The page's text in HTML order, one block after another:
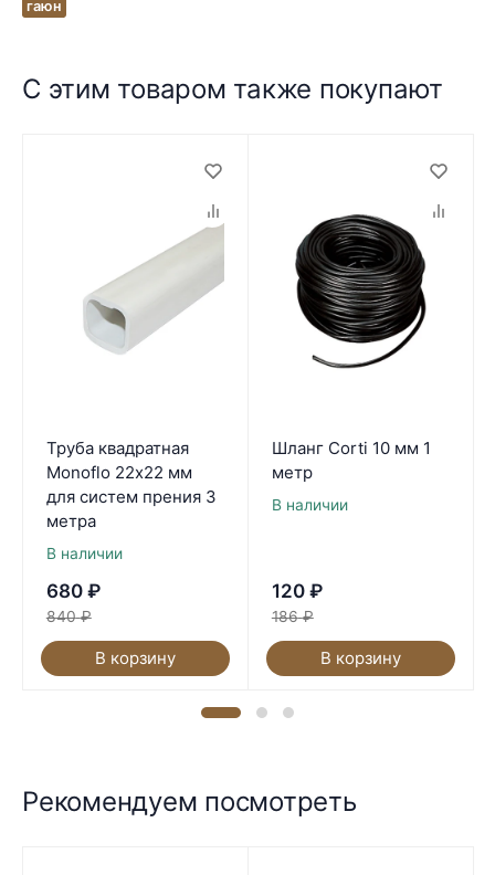
гаюн
С этим товаром также покупают
Труба квадратная
Monoflo 22х22 мм
для систем прения 3
метра
В наличии
680 ₽
840 ₽
В корзину
Шланг Corti 10 мм 1
метр
В наличии
120 ₽
186 ₽
В корзину
Рекомендуем посмотреть